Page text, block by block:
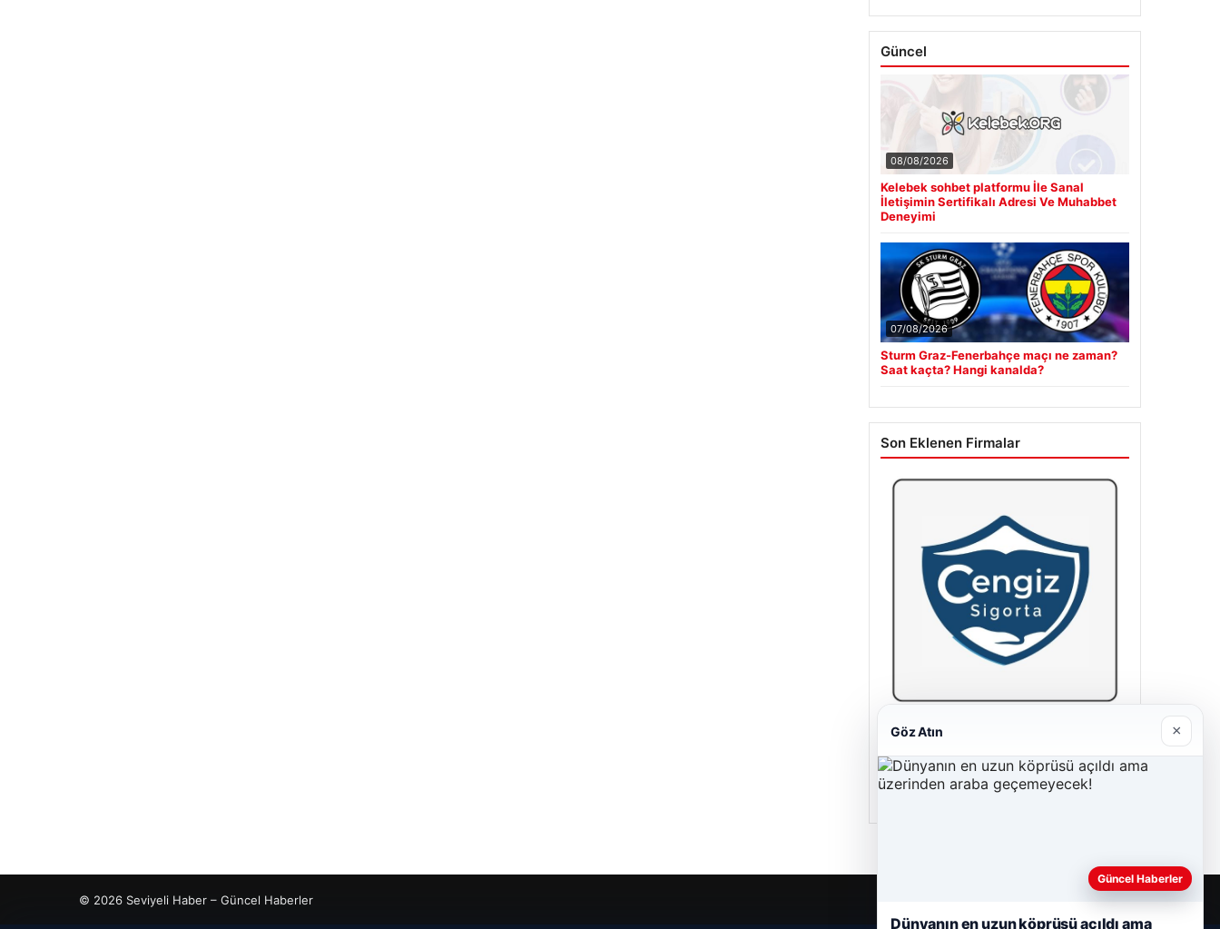
Güncel
08/08/2026
Kelebek sohbet platformu İle Sanal
İletişimin Sertifikalı Adresi Ve Muhabbet
Deneyimi
07/08/2026
Sturm Graz-Fenerbahçe maçı ne zaman?
Saat kaçta? Hangi kanalda?
Son Eklenen Firmalar
Cengiz Sigorta
23/06/2026
© 2026 Seviyeli Haber – Güncel Haberler
Göz Atın ×
Güncel Haberler
Dünyanın en uzun köprüsü açıldı ama